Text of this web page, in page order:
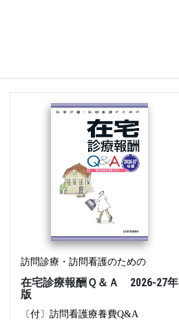
訪問診療・訪問看護のための
在宅診療報酬Ｑ＆Ａ 2026-27年
版
〔付〕訪問看護療養費Q&A